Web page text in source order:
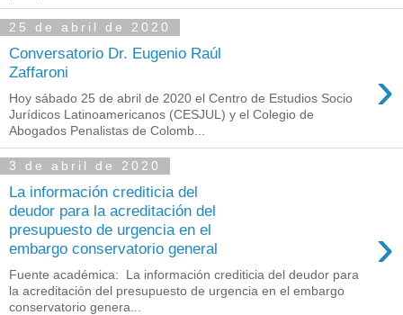
25 de abril de 2020
Conversatorio Dr. Eugenio Raúl
Zaffaroni
›
Hoy sábado 25 de abril de 2020 el Centro de Estudios Socio
Jurídicos Latinoamericanos (CESJUL) y el Colegio de
Abogados Penalistas de Colomb...
3 de abril de 2020
La información crediticia del
deudor para la acreditación del
presupuesto de urgencia en el
embargo conservatorio general
›
Fuente académica: La información crediticia del deudor para
la acreditación del presupuesto de urgencia en el embargo
conservatorio genera...